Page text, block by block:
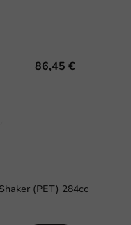
86,45 €
(PET) 284cc